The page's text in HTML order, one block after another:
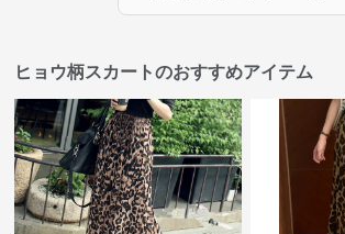
ヒョウ柄スカートのおすすめアイテム